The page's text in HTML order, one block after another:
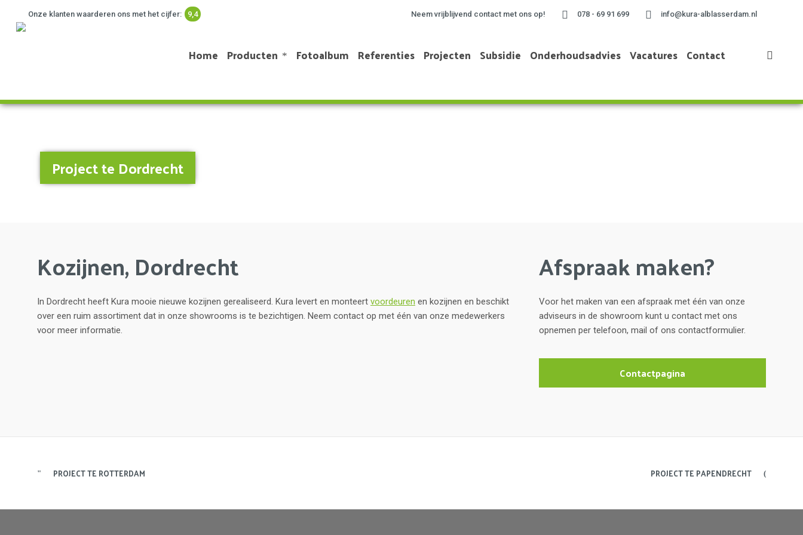
Onze klanten waarderen ons met het cijfer: 9,4 Neem vrijblijvend contact met ons op! 078 - 69 91 699 info@kura-alblasserdam.nl
Home Producten Fotoalbum Referenties Projecten Subsidie Onderhoudsadvies Vacatures Contact
Project te Dordrecht
Kozijnen, Dordrecht
In Dordrecht heeft Kura mooie nieuwe kozijnen gerealiseerd. Kura levert en monteert voordeuren en kozijnen en beschikt
over een ruim assortiment dat in onze showrooms is te bezichtigen. Neem contact op met één van onze medewerkers
voor meer informatie.
Afspraak maken?
Voor het maken van een afspraak met één van onze
adviseurs in de showroom kunt u contact met ons
opnemen per telefoon, mail of ons contactformulier.
Contactpagina
PROJECT TE ROTTERDAM PROJECT TE PAPENDRECHT